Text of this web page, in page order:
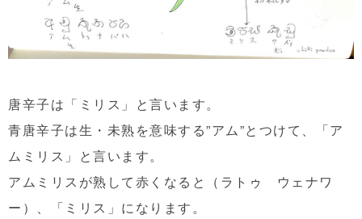
唐辛子は「ミリス」と言います。
青唐辛子は生・未熟を意味する”アム”とつけて、「ア
ムミリス」と言います。
アムミリスが熟して赤くなると（ラトゥ ウェナワ
ー）、「ミリス」になります。